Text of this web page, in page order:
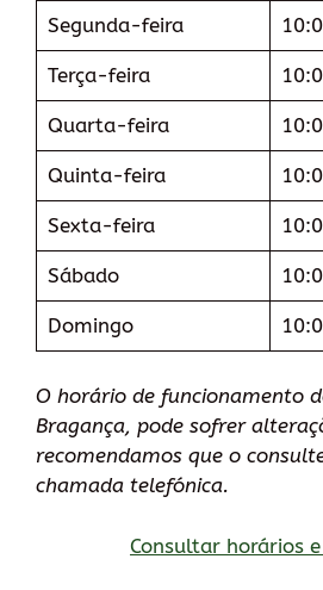
Segunda-feira
Terça-feira
Quarta-feira
Quinta-feira
Sexta-feira
Sábado
Domingo
O horário de funcionamento
Bragança, pode sofrer
recomendamos que o
chamada telefónica.
Consultar horários